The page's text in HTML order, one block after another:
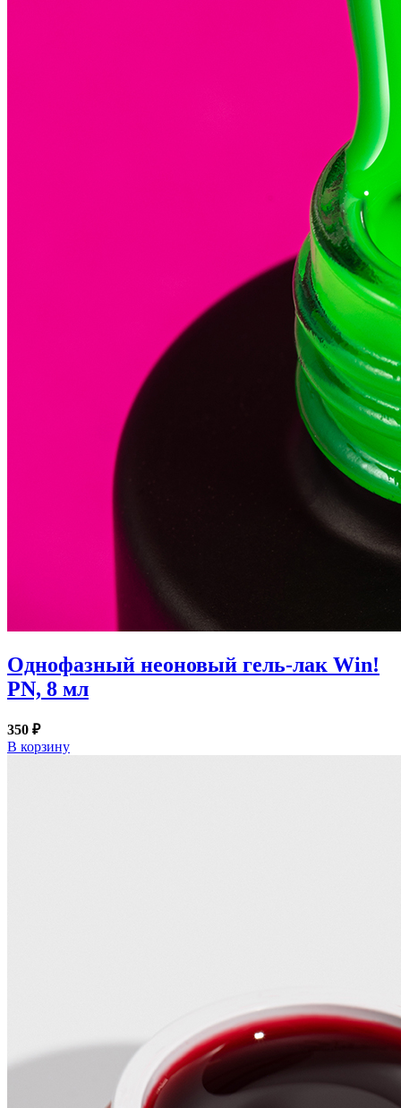
Однофазный неоновый гель-лак Win!
PN, 8 мл
350 ₽
В корзину